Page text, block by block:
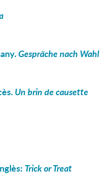
Gespräche nach Wahl
Un brin de causette
Trick or Treat